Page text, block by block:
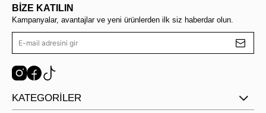
BİZE KATILIN
Kampanyalar, avantajlar ve yeni ürünlerden ilk siz haberdar olun.
KATEGORİLER